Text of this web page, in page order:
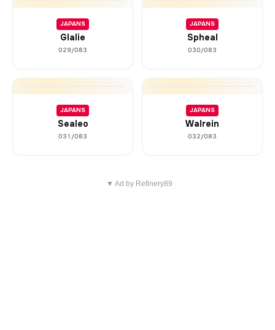
JAPANS
Glalie
029/083
JAPANS
Spheal
030/083
JAPANS
Sealeo
031/083
JAPANS
Walrein
032/083
▼ Ad by Refinery89